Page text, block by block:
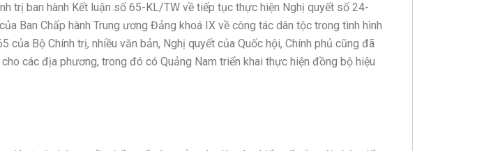
trị ban hành Kết luận số 65-KL/TW về tiếp tục thực hiện Nghị quyết số 24-
Ban Chấp hành Trung ương Đảng khoá IX về công tác dân tộc trong tình hình
của Bộ Chính trị, nhiều văn bản, Nghị quyết của Quốc hội, Chính phủ cũng đã
các địa phương, trong đó có Quảng Nam triển khai thực hiện đồng bộ hiệu